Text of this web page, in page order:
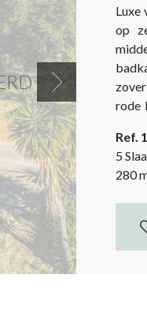
Next
Luxe
op
rode
Ref.
5
280